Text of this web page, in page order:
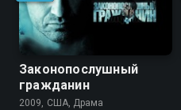
Законопослушный
гражданин
2009, США, Драма